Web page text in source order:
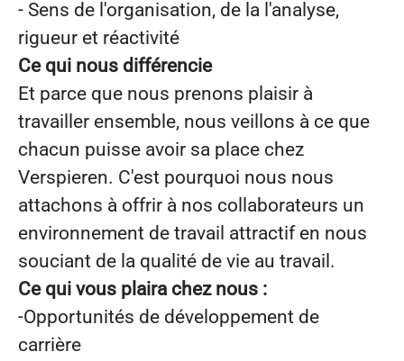
- Sens de l'organisation, de la l'analyse,
rigueur et réactivité
Ce qui nous différencie
Et parce que nous prenons plaisir à
travailler ensemble, nous veillons à ce que
chacun puisse avoir sa place chez
Verspieren. C'est pourquoi nous nous
attachons à offrir à nos collaborateurs un
environnement de travail attractif en nous
souciant de la qualité de vie au travail.
Ce qui vous plaira chez nous :
-Opportunités de développement de
carrière